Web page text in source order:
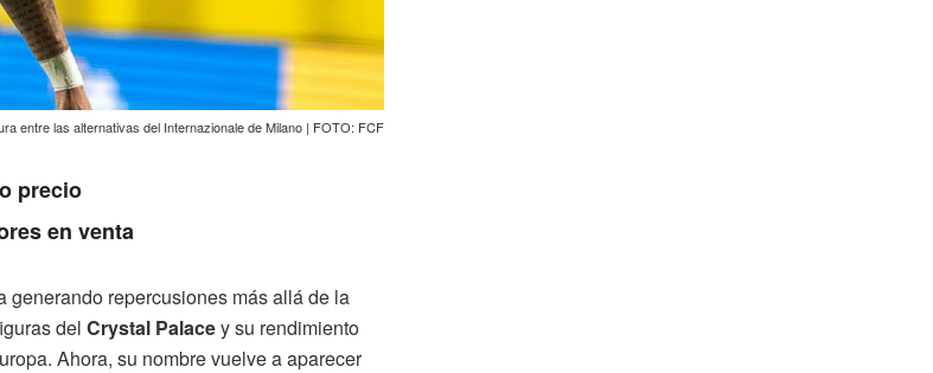
entre las alternativas del Internazionale de Milano | FOTO: FCF
precio
en venta
generando repercusiones más allá de la
del Crystal Palacey su rendimiento
Ahora, su nombre vuelve a aparecer